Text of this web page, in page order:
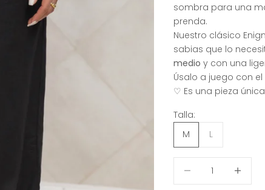
sombra para una
prenda.
Nuestro clásico
sabias que lo
medio y con una
Úsalo a juego con el
♡ Es una pieza
Talla:
M
L